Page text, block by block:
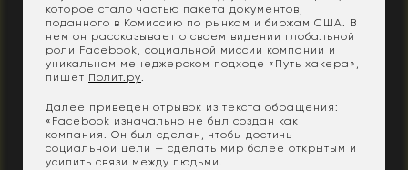
которое стало частью пакета документов,
поданного в Комиссию по рынкам и биржам США. В
нем он рассказывает о своем видении глобальной
роли Facebook, социальной миссии компании и
уникальном менеджерском подходе «Путь хакера»,
пишет Полит.ру.
Далее приведен отрывок из текста обращения:
«Facebook изначально не был создан как
компания. Он был сделан, чтобы достичь
социальной цели — сделать мир более открытым и
усилить связи между людьми.